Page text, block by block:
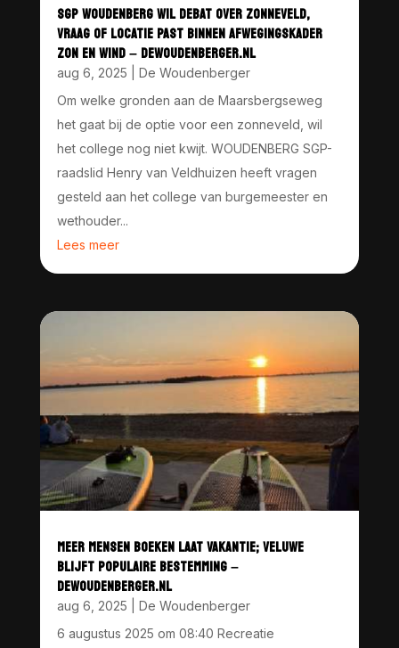
SGP WOUDENBERG WIL DEBAT OVER ZONNEVELD,
VRAAG OF LOCATIE PAST BINNEN AFWEGINGSKADER
ZON EN WIND – DEWOUDENBERGER.NL
aug 6, 2025
De Woudenberger
Om welke gronden aan de Maarsbergseweg
het gaat bij de optie voor een zonneveld, wil
het college nog niet kwijt. WOUDENBERG SGP-
raadslid Henry van Veldhuizen heeft vragen
gesteld aan het college van burgemeester en
wethouder...
Lees meer
MEER MENSEN BOEKEN LAAT VAKANTIE; VELUWE
BLIJFT POPULAIRE BESTEMMING –
DEWOUDENBERGER.NL
aug 6, 2025
De Woudenberger
6 augustus 2025 om 08:40 Recreatie